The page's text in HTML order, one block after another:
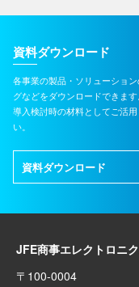
資料ダウンロード
各事業の製品・ソリューション
グなどをダウンロードできま
導入検討時の材料としてご活用
い。
資料ダウンロード
JFE商事エレクトロニ
〒100-0004